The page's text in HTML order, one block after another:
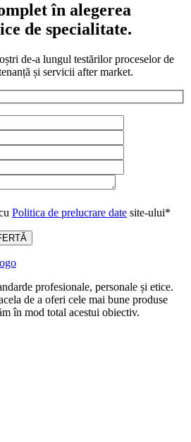
în alegerea
de specialitate.
de-a lungul testărilor proceselor de
și servicii after market.
Politica de prelucrare date site-ului*
profesionale, personale și etice.
de a oferi cele mai bune produse
în mod total acestui obiectiv.